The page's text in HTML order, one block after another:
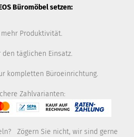
Büromöbel setzen:
Produktivität.
täglichen Einsatz.
kompletten Büroeinrichtung.
Zahlvarianten:
Zögern Sie nicht, wir sind gerne